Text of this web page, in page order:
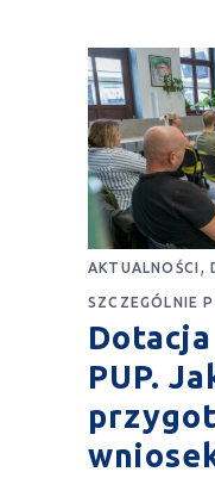
AKTUALNOŚCI,
SZCZEGÓLNIE
PUP.